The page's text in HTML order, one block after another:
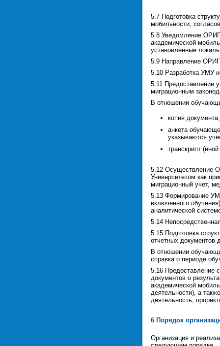
5.7 Подготовка
мобильности,
5.8 Уведомление
академической
установленные
5.9 Направление ОРИГ
5.10 Разработка УМУ
5.11 Предоставление
миграционным
В отношении
копия
анкета
указываются
транскрипт
5.12 Осуществление
Университетом как
миграционный учет,
5.13 Формирование
включенного
аналитической
5.14
5.15 Подготовка
отчетных документов
В отношении
справка о периоде
5.16 Предоставление
документов о
академической
деятельности), а
деятельность,
6 Порядок
Организация и